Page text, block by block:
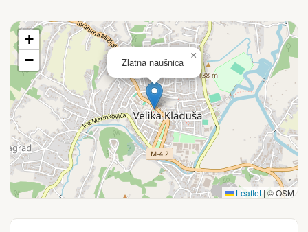
Zlatna naušnica
×
+
−
Leaflet | © OSM